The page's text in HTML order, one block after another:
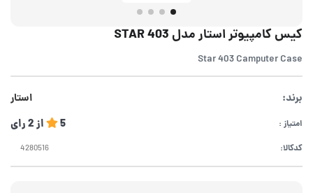
کیس کامپیوتر استار مدل STAR 403
Star 403 Camputer Case
برند: استار
امتیاز : 5 از2رای
کدکالا: